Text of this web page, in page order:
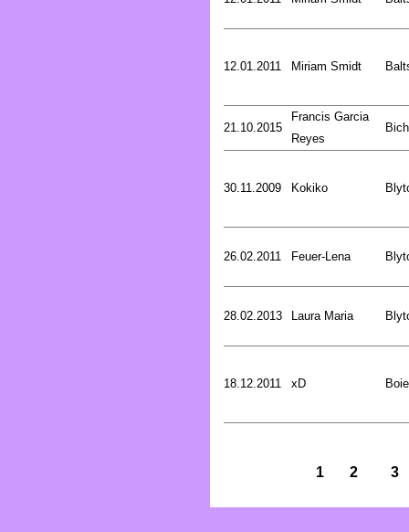
12.01.2011 Miriam Smidt
21.10.2015
Francis Garcia
Reyes
30.11.2009 Kokiko
26.02.2011 Feuer-Lena
28.02.2013 Laura Maria
18.12.2011 xD
1 2 3